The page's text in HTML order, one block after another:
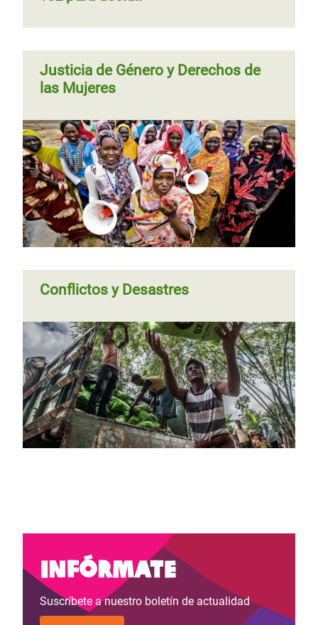
Paginación
Página
Página 2
Justicia de Género y Derechos de
las Mujeres
Conflictos y Desastres
Infórmate
Suscríbete a nuestro boletín de actualidad